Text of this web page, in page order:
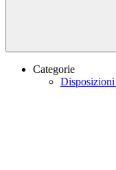
Categorie
Disposizioni